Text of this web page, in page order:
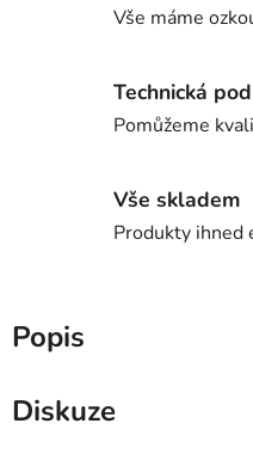
Vše máme
Technická
Pomůžeme
Vše skladem
Produkty ihned
Popis
Diskuze